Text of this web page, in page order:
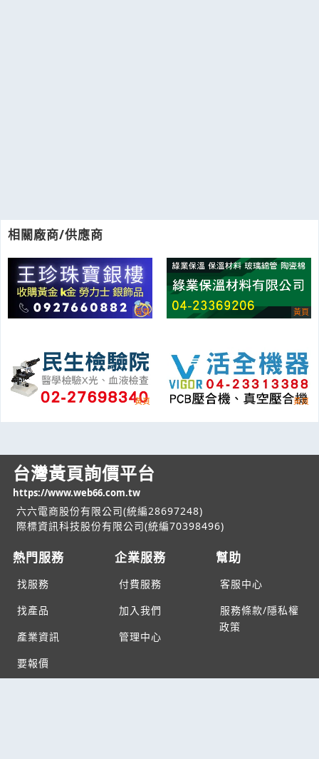
相關廠商/供應商
台灣黃頁詢價平台
https://www.web66.com.tw
六六電商股份有限公司(統編28697248)
際標資訊科技股份有限公司(統編70398496)
熱門服務
找服務
找產品
產業資訊
要報價
企業服務
付費服務
加入我們
管理中心
幫助
客服中心
服務條款/隱私權
政策